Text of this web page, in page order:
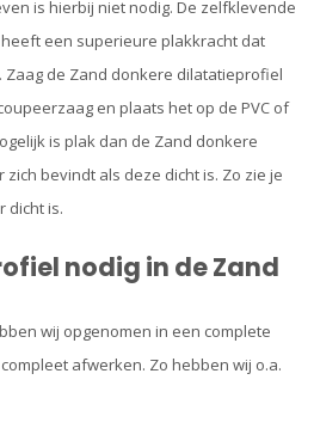
is hierbij niet nodig. De zelfklevende
een superieure plakkracht dat
de Zand donkere dilatatieprofiel
en plaats het op de PVC of
is plak dan de Zand donkere
bevindt als deze dicht is. Zo zie je
dicht is.
nodig in de Zand
wij opgenomen in een complete
afwerken. Zo hebben wij o.a.